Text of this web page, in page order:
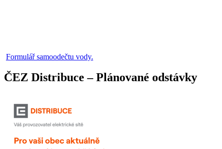
Formulář samoodečtu vody.
ČEZ Distribuce – Plánované odstávky